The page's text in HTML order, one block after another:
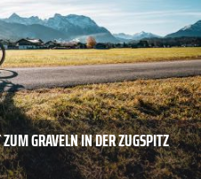
GRAVELN IN DER ZUGSPITZ